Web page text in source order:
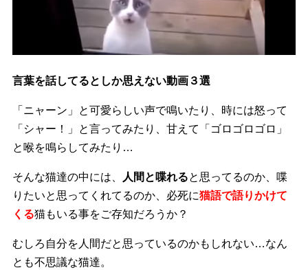
言葉を話してるとしか思えない動画３選
「ニャーン」と可愛らしい声で鳴いたり、時には怒って
「シャー！」と言ってみたり、甘えて「ゴロゴロゴロ」
と喉を鳴らしてみたり…
そんな猫達の中には、 人間と喋れると思ってるのか、喋
りたいと思ってくれてるのか、必死に猫語で語りかけて
くる猫もいる事をご存知だろうか？
むしろ自分を人間だと思っているのかもしれない…なん
とも不思議な猫達。